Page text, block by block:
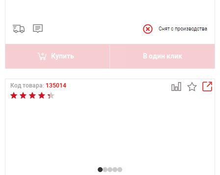
Купить В один клик
Код товара: 135014